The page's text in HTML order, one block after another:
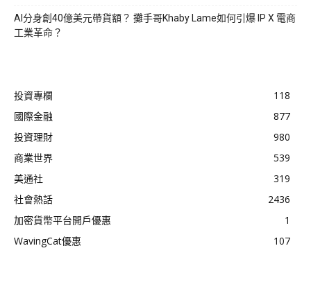
AI分身創40億美元帶貨額？ 攤手哥Khaby Lame如何引爆 IP X 電商
工業革命？
投資專欄
118
國際金融
877
投資理財
980
商業世界
539
美通社
319
社會熱話
2436
加密貨幣平台開戶優惠
1
WavingCat優惠
107